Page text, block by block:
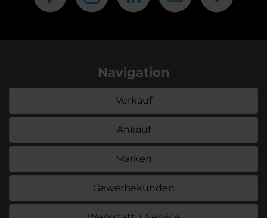
Navigation
Verkauf
Ankauf
Marken
Gewerbekunden